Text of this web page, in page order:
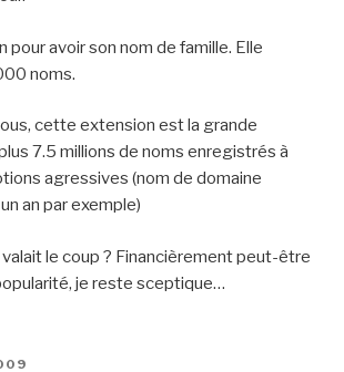
pour avoir son nom de famille. Elle
noms.
cette extension est la grande
7.5 millions de noms enregistrés à
agressives (nom de domaine
an par exemple)
le coup ? Financièrement peut-être
je reste sceptique…